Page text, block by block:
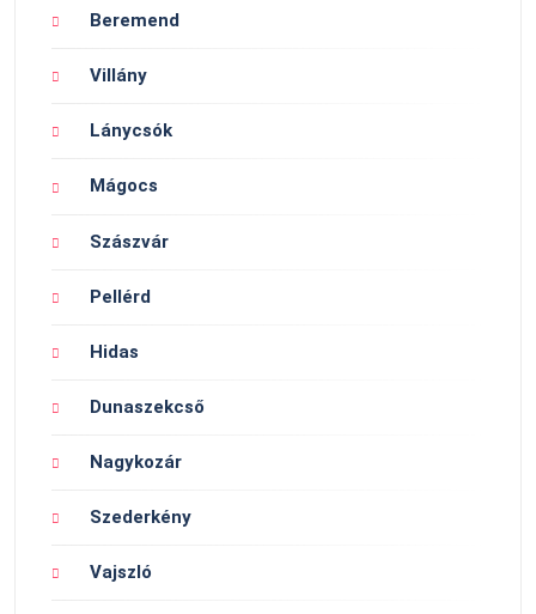
Beremend
Villány
Lánycsók
Mágocs
Szászvár
Pellérd
Hidas
Dunaszekcső
Nagykozár
Szederkény
Vajszló